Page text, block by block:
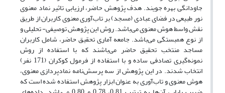
جاودانگی بهره جویند. هدف پژوهش حاضر، ارزیابی تاثیر نماد معنوی
نور طبیعی در فضای عبادی (مسجد) بر تاب‌آوری معنوی کاربران از طریق
نقش واسط هوش معنوی می‌باشد. روش این پژوهش توصیفی- تحلیلی و
از نوع همبستگی می‌باشد. جامعه آماری تحقیق حاضر، شامل کاربران
مساجد منتخب تحقیق حاضر می‌باشند که با استفاده از روش
نمونه‌گیری تصادفی ساده و با استفاده از فرمول کوکران (171 نفر)
انتخاب شدند. در این پژوهش از سه پرسش‌نامه نمادپردازی معنوی،
هوش معنوی و تاب‌آوری به عنوان ابزار پژوهش استفاده شده است که